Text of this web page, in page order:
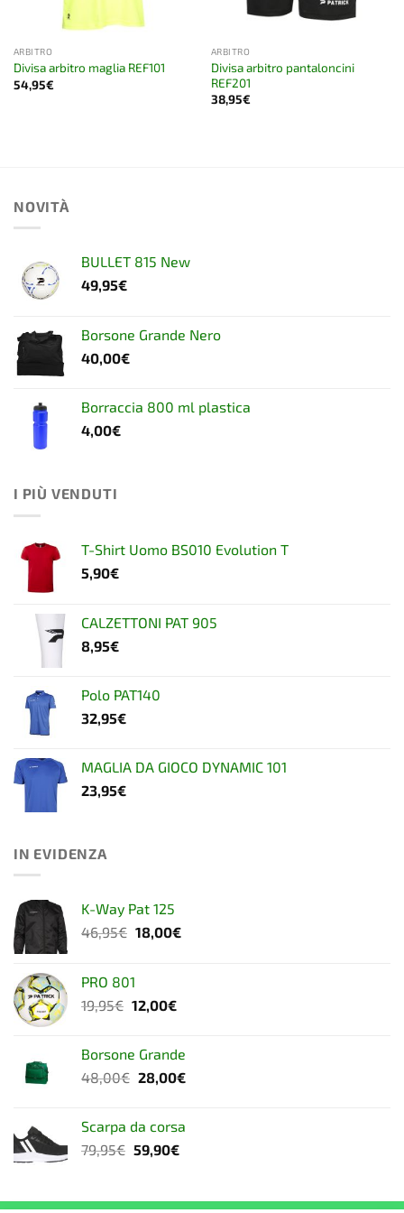
ARBITRO
Divisa arbitro maglia REF101
54,95€
ARBITRO
Divisa arbitro pantaloncini
REF201
38,95€
NOVITÀ
BULLET 815 New
49,95€
Borsone Grande Nero
40,00€
Borraccia 800 ml plastica
4,00€
I PIÙ VENDUTI
T-Shirt Uomo BS010 Evolution T
5,90€
CALZETTONI PAT 905
8,95€
Polo PAT140
32,95€
MAGLIA DA GIOCO DYNAMIC 101
23,95€
IN EVIDENZA
K-Way Pat 125
46,95€ Il
era:
46,95€.
18,00€Il
PRO 801
19,95€ Il
era:
19,95€.
12,00€Il
è:
12,00€.
Borsone Grande
48,00€ Il
era:
48,00€.
28,00€Il
è:
Scarpa da corsa
79,95€ Il
era:
59,90€Il
è: